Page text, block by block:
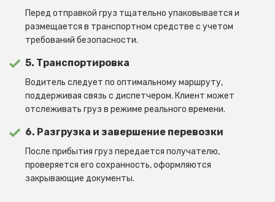
Перед отправкой груз тщательно упаковывается и
размещается в транспортном средстве с учетом
требований безопасности.
5. Транспортировка
Водитель следует по оптимальному маршруту,
поддерживая связь с диспетчером. Клиент может
отслеживать груз в режиме реального времени.
6. Разгрузка и завершение перевозки
После прибытия груз передается получателю,
проверяется его сохранность, оформляются
закрывающие документы.